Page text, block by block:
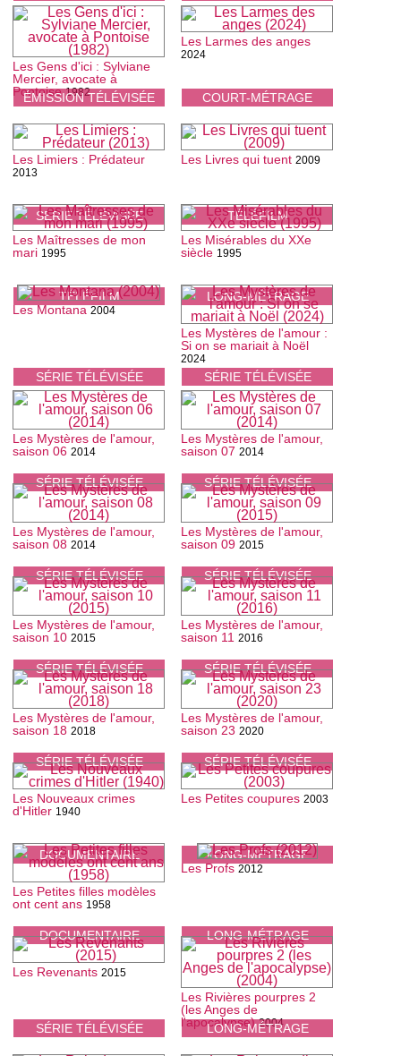
ÉMISSION TÉLÉVISÉE
Les Gens d'ici : Sylviane
Mercier, avocate à
Pontoise 1982 COURT-MÉTRAGE
Les Larmes des anges
2024
SÉRIE TÉLÉVISÉE
Les Limiers : Prédateur
2013
TÉLÉFILM
Les Livres qui tuent 2009
TÉLÉFILM
Les Maîtresses de mon
mari 1995
LONG-MÉTRAGE
Les Misérables du XXe
siècle 1995
SÉRIE TÉLÉVISÉE
Les Montana 2004
SÉRIE TÉLÉVISÉE
Les Mystères de l'amour :
Si on se mariait à Noël
2024
SÉRIE TÉLÉVISÉE
Les Mystères de l'amour,
saison 06 2014
SÉRIE TÉLÉVISÉE
Les Mystères de l'amour,
saison 07 2014
SÉRIE TÉLÉVISÉE
Les Mystères de l'amour,
saison 08 2014
SÉRIE TÉLÉVISÉE
Les Mystères de l'amour,
saison 09 2015
SÉRIE TÉLÉVISÉE
Les Mystères de l'amour,
saison 10 2015
SÉRIE TÉLÉVISÉE
Les Mystères de l'amour,
saison 11 2016
SÉRIE TÉLÉVISÉE
Les Mystères de l'amour,
saison 18 2018
SÉRIE TÉLÉVISÉE
Les Mystères de l'amour,
saison 23 2020
DOCUMENTAIRE
Les Nouveaux crimes
d'Hitler 1940
LONG-MÉTRAGE
Les Petites coupures 2003
DOCUMENTAIRE
Les Petites filles modèles
ont cent ans 1958
LONG-MÉTRAGE
Les Profs 2012
SÉRIE TÉLÉVISÉE
Les Revenants 2015
LONG-MÉTRAGE
Les Rivières pourpres 2
(les Anges de
l'apocalypse) 2004